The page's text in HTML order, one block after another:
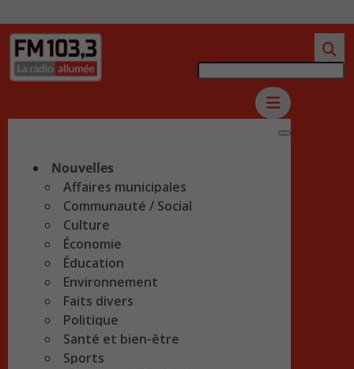
Nouvelles
Affaires municipales
Communauté / Social
Culture
Économie
Éducation
Environnement
Faits divers
Politique
Santé et bien-être
Sports